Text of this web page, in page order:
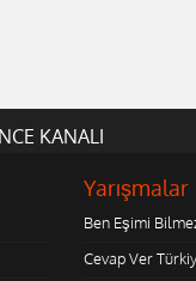
KANALI
Yarışmalar
Ben Eşimi
Cevap Ver